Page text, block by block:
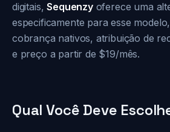
digitais,Sequenzyoferece uma
especificamente para esse
cobrança nativos, atribuição de
e preço a partir de $19/mês.
Qual Você Deve